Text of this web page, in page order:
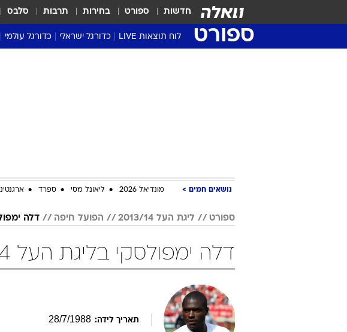
חדשות ספורט בחירות תרבות סלבס
ספורט לוח תוצאות LIVE כדורגל ישראלי
ליגה א'
כדורגל עולמי
דרום אמריקה
נושאים חמים מונדיאל 2026 ליאונל מסי ספרד
ספורט ליגת העל 2013/14 הפועל חיפה דלה
דלה ימפולסקי בליגת העל 2013/14 כדורגל
תאריך לידה: 28/7/1988